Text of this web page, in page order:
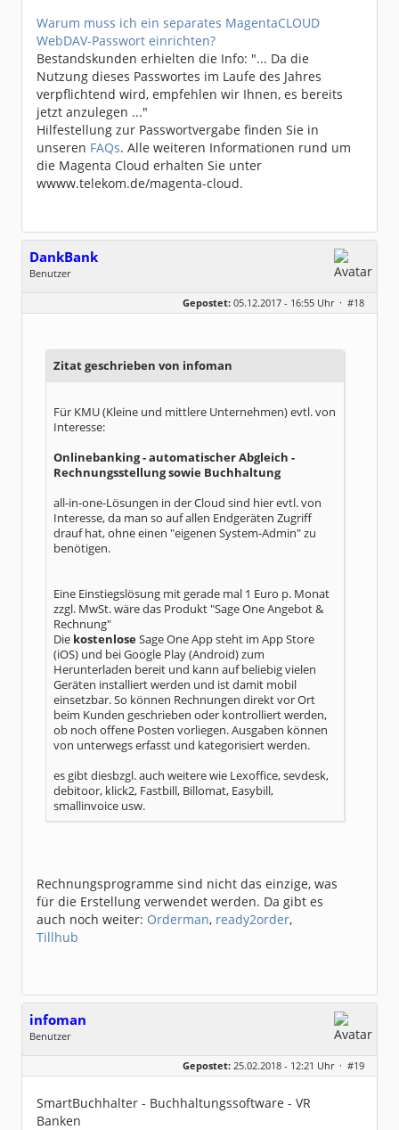
Warum muss ich ein separates MagentaCLOUD
WebDAV-Passwort einrichten?
Bestandskunden erhielten die Info: "... Da die
Nutzung dieses Passwortes im Laufe des Jahres
verpflichtend wird, empfehlen wir Ihnen, es bereits
jetzt anzulegen ..."
Hilfestellung zur Passwortvergabe finden Sie in
unseren FAQs. Alle weiteren Informationen rund um
die Magenta Cloud erhalten Sie unter
wwww.telekom.de/magenta-cloud.
DankBank
Benutzer
Dabei seit:
11 / 2017
Gepostet: 05.12.2017 - 16:55 Uhr · #18
Zitat geschrieben von infoman
Für KMU (Kleine und mittlere Unternehmen) evtl. von
Interesse:
Onlinebanking - automatischer Abgleich -
Rechnungsstellung sowie Buchhaltung
all-in-one-Lösungen in der Cloud sind hier evtl. von
Interesse, da man so auf allen Endgeräten Zugriff
drauf hat, ohne einen "eigenen System-Admin" zu
benötigen.
Eine Einstiegslösung mit gerade mal 1 Euro p. Monat
zzgl. MwSt. wäre das Produkt "Sage One Angebot &
Rechnung"
Die kostenloseSage One App steht im App Store
(iOS) und bei Google Play (Android) zum
Herunterladen bereit und kann auf beliebig vielen
Geräten installiert werden und ist damit mobil
einsetzbar. So können Rechnungen direkt vor Ort
beim Kunden geschrieben oder kontrolliert werden,
ob noch offene Posten vorliegen. Ausgaben können
von unterwegs erfasst und kategorisiert werden.
es gibt diesbzgl. auch weitere wie Lexoffice, sevdesk,
debitoor, klick2, Fastbill, Billomat, Easybill,
smallinvoice usw.
Rechnungsprogramme sind nicht das einzige, was
für die Erstellung verwendet werden. Da gibt es
auch noch weiter: Orderman, ready2order,
Tillhub
infoman
Benutzer
Geschlecht:
Dabei seit:
06 / 2008
Gepostet: 25.02.2018 - 12:21 Uhr · #19
SmartBuchhalter - Buchhaltungssoftware - VR
Banken